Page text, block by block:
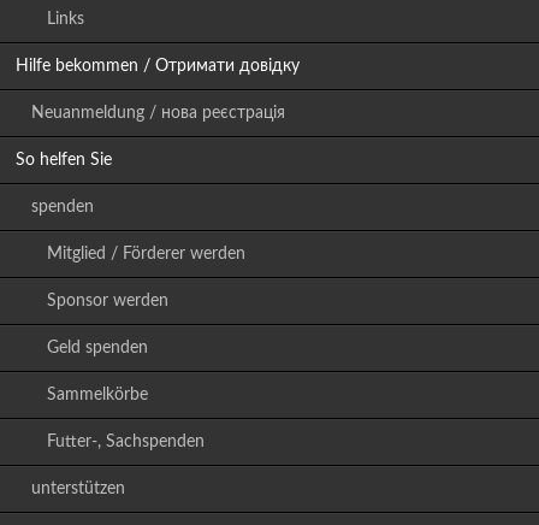
Links
Hilfe bekommen / Отримати довідку
Neuanmeldung / нова реєстрація
So helfen Sie
spenden
Mitglied / Förderer werden
Sponsor werden
Geld spenden
Sammelkörbe
Futter-, Sachspenden
unterstützen